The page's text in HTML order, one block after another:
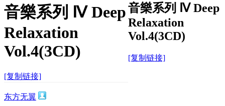
音樂系列 Ⅳ Deep
Relaxation
Vol.4(3CD)
[复制链接]
音樂系列 Ⅳ Deep
Relaxation
Vol.4(3CD)
[复制链接]
东方无翼